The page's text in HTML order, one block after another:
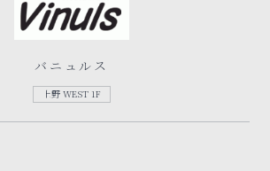
バニュルス
上野 WEST 1F